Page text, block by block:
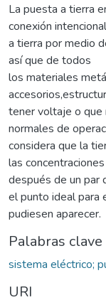
La puesta a tierra
conexión
a tierra por medio
así que de todos
los materiales
tener voltaje o que
normales de
considera que la
las
después de un par
el punto ideal para
pudiesen aparecer.
Palabras clave
sistema eléctrico;
URI